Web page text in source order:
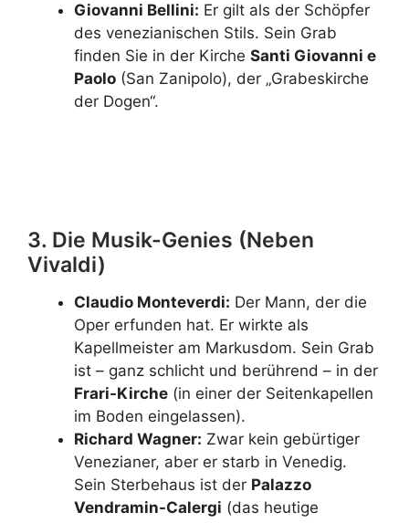
Giovanni Bellini: Er gilt als der Schöpfer
des venezianischen Stils. Sein Grab
finden Sie in der Kirche Santi Giovanni e
Paolo (San Zanipolo), der „Grabeskirche
der Dogen“.
3. Die Musik-Genies (Neben
Vivaldi)
Claudio Monteverdi: Der Mann, der die
Oper erfunden hat. Er wirkte als
Kapellmeister am Markusdom. Sein Grab
ist – ganz schlicht und berührend – in der
Frari-Kirche (in einer der Seitenkapellen
im Boden eingelassen).
Richard Wagner: Zwar kein gebürtiger
Venezianer, aber er starb in Venedig.
Sein Sterbehaus ist der Palazzo
Vendramin-Calergi (das heutige